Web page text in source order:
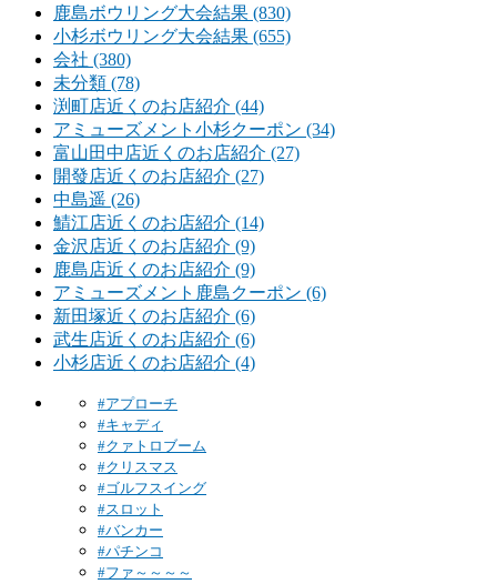
鹿島ボウリング大会結果 (830)
小杉ボウリング大会結果 (655)
会社 (380)
未分類 (78)
渕町店近くのお店紹介 (44)
アミューズメント小杉クーポン (34)
富山田中店近くのお店紹介 (27)
開發店近くのお店紹介 (27)
中島遥 (26)
鯖江店近くのお店紹介 (14)
金沢店近くのお店紹介 (9)
鹿島店近くのお店紹介 (9)
アミューズメント鹿島クーポン (6)
新田塚近くのお店紹介 (6)
武生店近くのお店紹介 (6)
小杉店近くのお店紹介 (4)
#アプローチ
#キャディ
#クァトロブーム
#クリスマス
#ゴルフスイング
#スロット
#バンカー
#パチンコ
#ファ～～～～